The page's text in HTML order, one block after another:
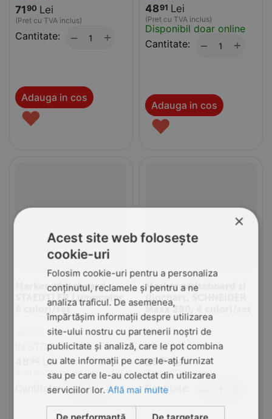
7190 Lei
(Pret cu TVA inclus)
Cantitate: +
−
Adauga in cos
♥
4891 Lei
(Pret cu TVA inclus)
Disponibil doar online
Cantitate:
+
−
Adauga in cos
♥
Marker whiteboard
STAEDTLER Lumocolor,
6 culori/set
IN STOC
Lei
(Pret cu TVA inclus)
Cantitate: +
−
Marker whiteboard si
flipchart, SCHNEIDER
Maxx 290, 4 culori/set
0.0
IN STOC
2890 Lei
(Pret cu TVA inclus)
Cantitate:
×
Acest site web folosește
cookie-uri
Folosim cookie-uri pentru a personaliza
conținutul, reclamele și pentru a ne
analiza traficul. De asemenea,
împărtășim informații despre utilizarea
site-ului nostru cu partenerii noștri de
publicitate și analiză, care le pot combina
cu alte informații pe care le-ați furnizat
sau pe care le-au colectat din utilizarea
serviciilor lor.Află mai multe